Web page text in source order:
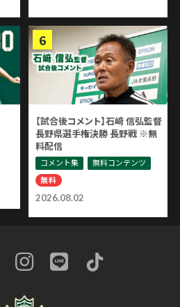
2026.08.02
【試合後コメント】石﨑 信弘監督
長野県選手権決勝 長野戦 ※無
料配信
コメント集
無料コンテンツ
無料